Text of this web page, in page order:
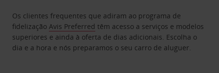
Os clientes frequentes que adiram ao programa de
fidelizaçãoAvis Preferred têm acesso a serviços e modelos
superiores e ainda à oferta de dias adicionais. Escolha o
dia e a hora e nós preparamos o seu carro de aluguer.